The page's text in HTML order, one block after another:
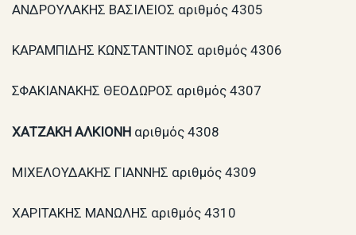
ΑΝΔΡΟΥΛΑΚΗΣ ΒΑΣΙΛΕΙΟΣ αριθμός 4305
ΚΑΡΑΜΠΙΔΗΣ ΚΩΝΣΤΑΝΤΙΝΟΣ αριθμός 4306
ΣΦΑΚΙΑΝΑΚΗΣ ΘΕΟΔΩΡΟΣ αριθμός 4307
ΧΑΤΖΑΚΗ ΑΛΚΙΟΝΗ αριθμός 4308
ΜΙΧΕΛΟΥΔΑΚΗΣ ΓΙΑΝΝΗΣ αριθμός 4309
ΧΑΡΙΤΑΚΗΣ ΜΑΝΩΛΗΣ αριθμός 4310